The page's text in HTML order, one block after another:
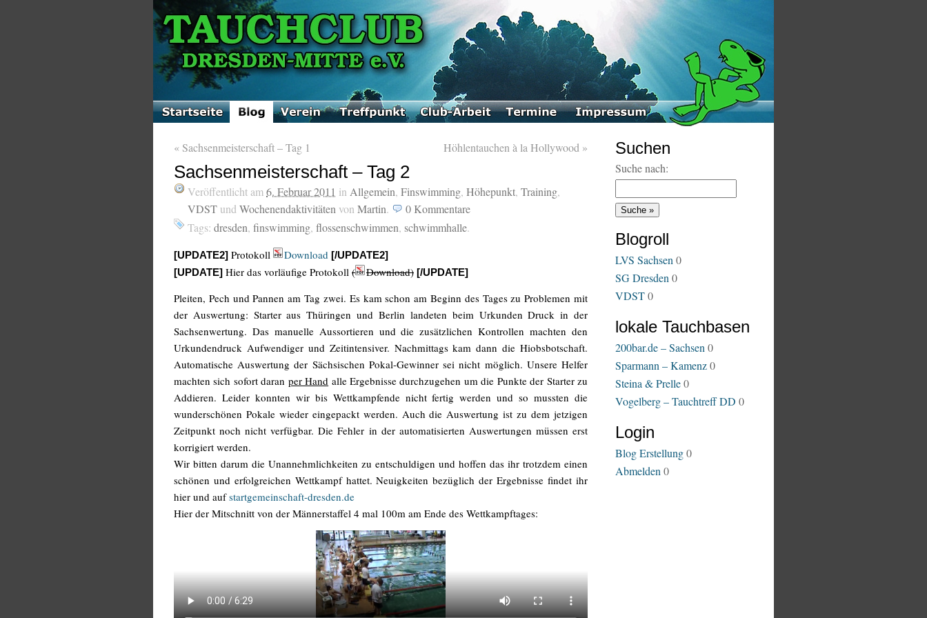
« Sachsenmeisterschaft – Tag 1 Höhlentauchen à la Hollywood »
Sachsenmeisterschaft – Tag 2
Veröffentlicht am 6. Februar 2011 in Allgemein, Finswimming, Höhepunkt, Training,
VDST und Wochenendaktivitäten von Martin. 0 Kommentare
Tags: dresden, finswimming, flossenschwimmen, schwimmhalle.
[UPDATE2] Protokoll Download [/UPDATE2]
[UPDATE] Hier das vorläufige Protokoll ( Download) [/UPDATE]
Pleiten, Pech und Pannen am Tag zwei. Es kam schon am Beginn des Tages zu Problemen mit
der Auswertung: Starter aus Thüringen und Berlin landeten beim Urkunden Druck in der
Sachsenwertung. Das manuelle Aussortieren und die zusätzlichen Kontrollen machten den
Urkundendruck Aufwendiger und Zeitintensiver. Nachmittags kam dann die Hiobsbotschaft.
Automatische Auswertung der Sächsischen Pokal-Gewinner sei nicht möglich. Unsere Helfer
machten sich sofort daran per Hand alle Ergebnisse durchzugehen um die Punkte der Starter zu
Addieren. Leider konnten wir bis Wettkampfende nicht fertig werden und so mussten die
wunderschönen Pokale wieder eingepackt werden. Auch die Auswertung ist zu dem jetzigen
Zeitpunkt noch nicht verfügbar. Die Fehler in der automatisierten Auswertungen müssen erst
korrigiert werden.
Wir bitten darum die Unannehmlichkeiten zu entschuldigen und hoffen das ihr trotzdem einen
schönen und erfolgreichen Wettkampf hattet. Neuigkeiten bezüglich der Ergebnisse findet ihr
hier und aufstartgemeinschaft-dresden.de
Hier der Mitschnitt von der Männerstaffel 4 mal 100m am Ende des Wettkampftages:
Suchen
Suche nach:
Blogroll
LVS Sachsen 0
SG Dresden 0
VDST0
lokale Tauchbasen
200bar.de – Sachsen 0
Sparmann – Kamenz0
Steina & Prelle0
Vogelberg – Tauchtreff DD 0
Login
Blog Erstellung0
Abmelden 0